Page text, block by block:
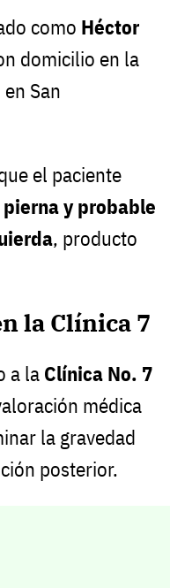
como Héctor
domicilio en la
San
el paciente
y probable
, producto
la Clínica 7
a la Clínica No. 7
médica
la gravedad
posterior.